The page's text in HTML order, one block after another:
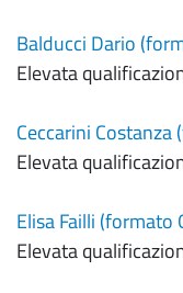
Balducci Dario
Elevata
Ceccarini
Elevata
Elisa Failli (formato
Elevata